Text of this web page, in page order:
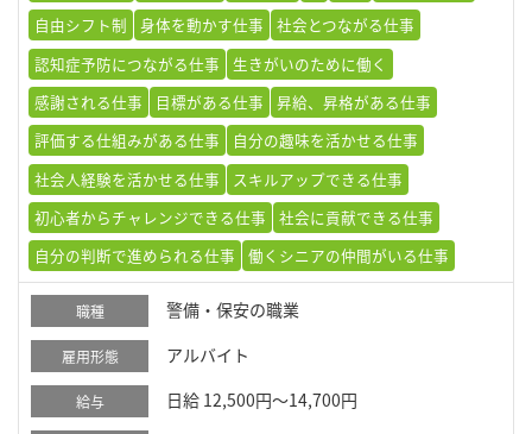
自由シフト制
身体を動かす仕事
社会とつながる仕事
認知症予防につながる仕事
生きがいのために働く
感謝される仕事
目標がある仕事
昇給、昇格がある仕事
評価する仕組みがある仕事
自分の趣味を活かせる仕事
社会人経験を活かせる仕事
スキルアップできる仕事
初心者からチャレンジできる仕事
社会に貢献できる仕事
自分の判断で進められる仕事
働くシニアの仲間がいる仕事
職種 警備・保安の職業
雇用形態 アルバイト
給与 日給 12,500円～14,700円